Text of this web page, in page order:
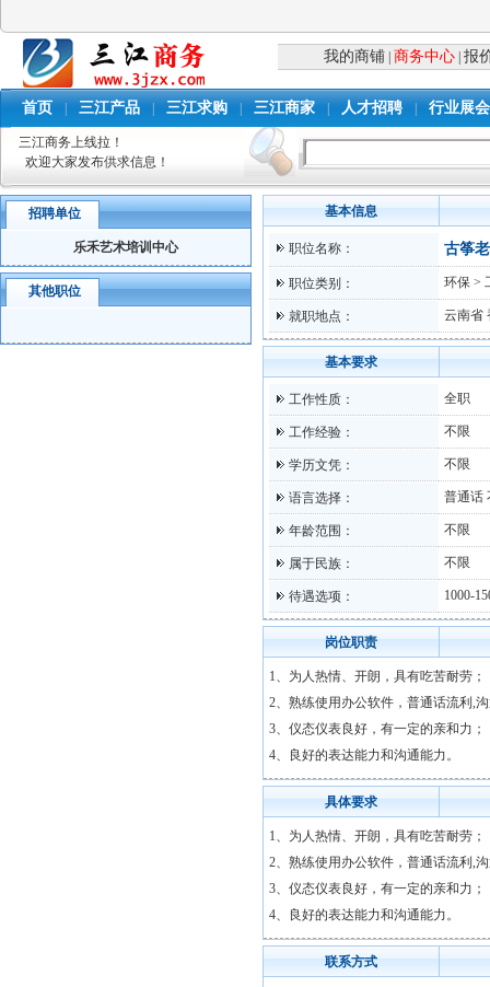
我的商铺| 商务中心| 报
首页 三江产品 三江求购 三江商家 人才招聘 行业展会
三江商务上线拉！
欢迎大家发布供求信息！
招聘单位
乐禾艺术培训中心
其他职位
基本信息
职位名称： 古筝
职位类别： 环保 >
就职地点： 云南省
基本要求
工作性质： 全职
工作经验： 不限
学历文凭： 不限
语言选择： 普通话
年龄范围： 不限
属于民族： 不限
待遇选项： 1000-
岗位职责
1、为人热情、开朗，具有吃苦耐劳；
2、熟练使用办公软件，普通话流利,
3、仪态仪表良好，有一定的亲和力；
4、良好的表达能力和沟通能力。
具体要求
1、为人热情、开朗，具有吃苦耐劳；
2、熟练使用办公软件，普通话流利,
3、仪态仪表良好，有一定的亲和力；
4、良好的表达能力和沟通能力。
联系方式